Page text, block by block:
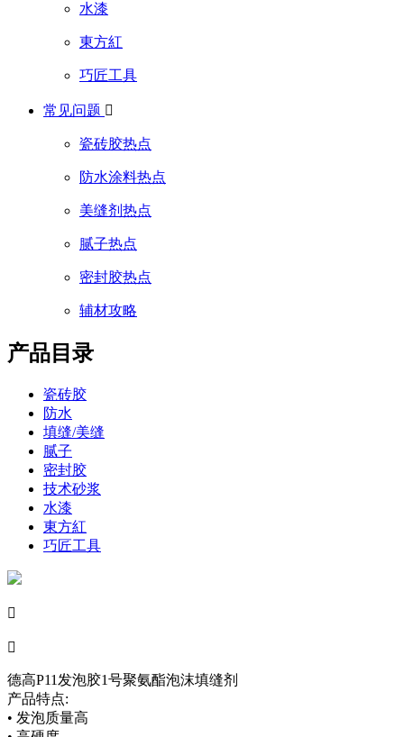
水漆
東方紅
巧匠工具
常见问题 
瓷砖胶热点
防水涂料热点
美缝剂热点
腻子热点
密封胶热点
辅材攻略
产品目录
瓷砖胶
防水
填缝/美缝
腻子
密封胶
技术砂浆
水漆
東方紅
巧匠工具


德高P11发泡胶1号聚氨酯泡沫填缝剂
产品特点:
• 发泡质量高